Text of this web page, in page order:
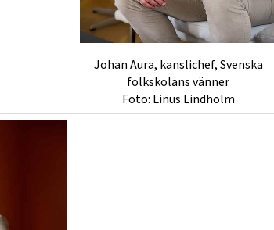
Johan Aura, kanslichef, Svenska
folkskolans vänner
Foto: Linus Lindholm